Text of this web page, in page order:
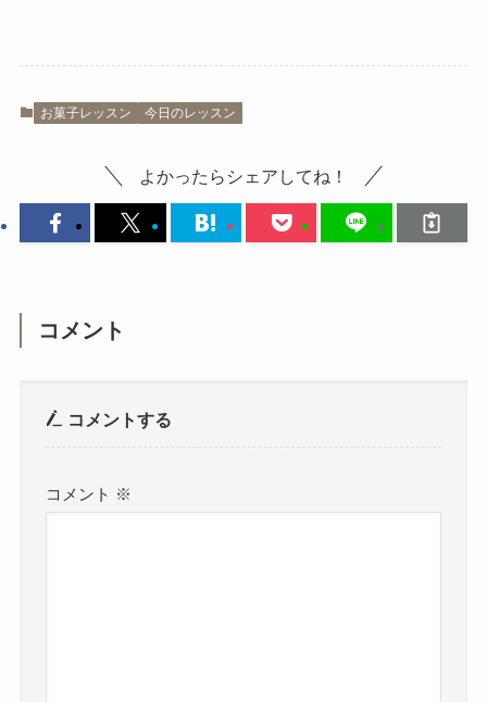
お菓子レッスン 今日のレッスン
よかったらシェアしてね！
コメント
コメントする
コメント ※